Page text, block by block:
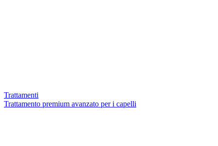
Trattamenti
Trattamento premium avanzato per i capelli